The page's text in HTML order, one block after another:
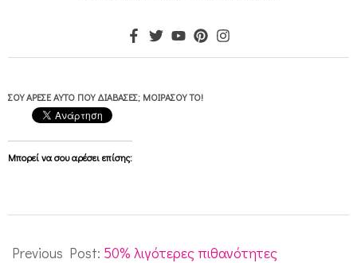
ΣΟΥ ΆΡΕΣΕ ΑΥΤΌ ΠΟΥ ΔΙΆΒΑΣΕΣ; ΜΟΙΡΆΣΟΥ ΤΟ!
Μπορεί να σου αρέσει επίσης:
08-
Previous Post: 50% λιγότερες πιθανότητες